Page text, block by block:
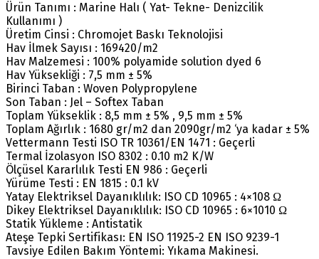
Ürün Tanımı : Marine Halı ( Yat- Tekne- Denizcilik
Kullanımı )
Üretim Cinsi : Chromojet Baskı Teknolojisi
Hav İlmek Sayısı : 169420/m2
Hav Malzemesi : 100% polyamide solution dyed 6
Hav Yüksekliği : 7,5 mm ± 5%
Birinci Taban : Woven Polypropylene
Son Taban : Jel – Softex Taban
Toplam Yükseklik : 8,5 mm ± 5% , 9,5 mm ± 5%
Toplam Ağırlık : 1680 gr/m2 dan 2090gr/m2 ‘ya kadar ± 5%
Vettermann Testi ISO TR 10361/EN 1471 : Geçerli
Termal İzolasyon ISO 8302 : 0.10 m2 K/W
Ölçüsel Kararlılık Testi EN 986 : Geçerli
Yürüme Testi : EN 1815 : 0.1 kV
Yatay Elektriksel Dayanıklılık: ISO CD 10965 : 4×108 Ω
Dikey Elektriksel Dayanıklılık: ISO CD 10965 : 6×1010 Ω
Statik Yükleme : Antistatik
Ateşe Tepki Sertifikası: EN ISO 11925-2 EN ISO 9239-1
Tavsiye Edilen Bakım Yöntemi: Yıkama Makinesi.